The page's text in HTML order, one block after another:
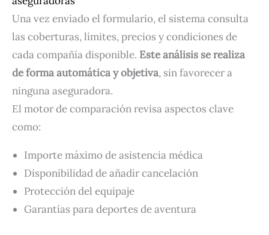
Una vez enviado el formulario, el sistema consulta
las coberturas, límites, precios y condiciones de
cada compañía disponible. Este análisis se realiza
de forma automática y objetiva, sin favorecer a
ninguna aseguradora.
El motor de comparación revisa aspectos clave
como:
Importe máximo de asistencia médica
Disponibilidad de añadir cancelación
Protección del equipaje
Garantías para deportes de aventura